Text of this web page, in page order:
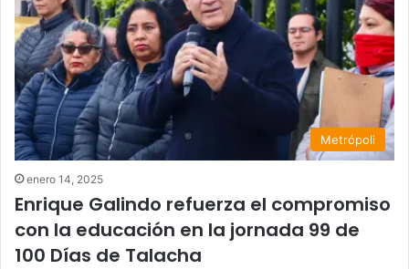
Metrópoli
enero 14, 2025
Enrique Galindo refuerza el compromiso
con la educación en la jornada 99 de
100 Días de Talacha